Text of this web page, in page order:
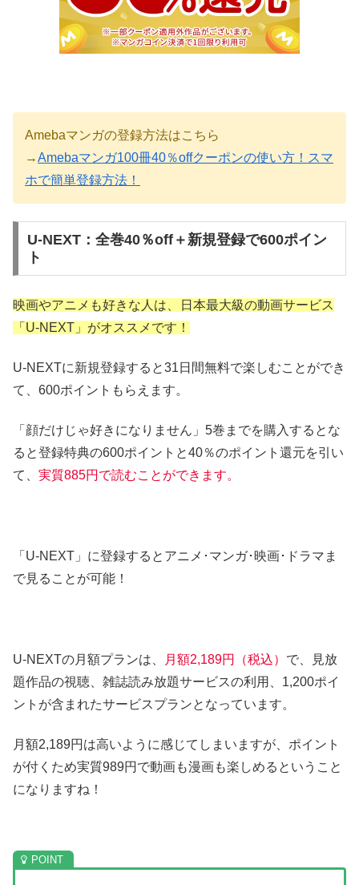
Amebaマンガの登録方法はこちら
→Amebaマンガ100冊40％offクーポンの使い方！スマ
ホで簡単登録方法！
U-NEXT：全巻40％off＋新規登録で600ポイン
ト
映画やアニメも好きな人は、
日本最大級の動画サービス
「U-NEXT」がオススメです！
U-NEXTに新規登録すると31日間無料で楽しむことができ
て、600ポイントもらえます。
「顔だけじゃ好きになりません」5巻までを購入するとな
ると登録特典の600ポイントと40％のポイント還元を引い
て、 実質885円 で読むことができます。
「U-NEXT」に登録するとアニメ･マンガ･映画･ドラマま
で見ることが可能！
U-NEXTの月額プランは、 月額2,189円（税込） で、見放
題作品の視聴、雑誌読み放題サービスの利用、1,200ポイ
ントが含まれたサービスプランとなっています。
月額2,189円は高いように感じてしまいますが、ポイント
が付くため実質989円で動画も漫画も楽しめるということ
になりますね！